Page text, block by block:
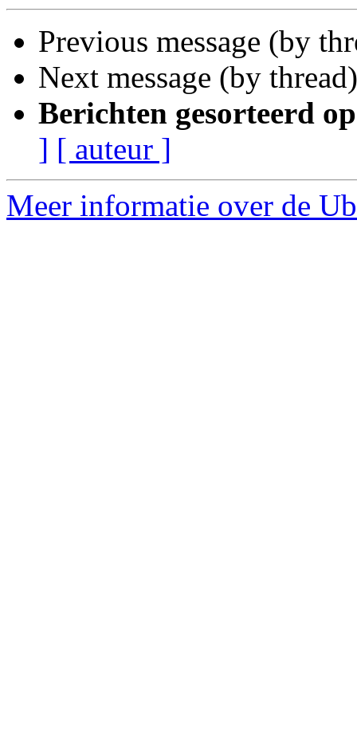
Previous message (by
Next message (by
Berichten gesorteerd
] [ auteur ]
Meer informatie over de